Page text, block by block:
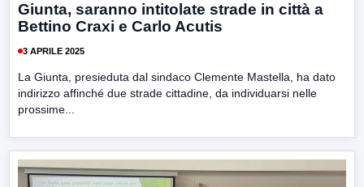
Giunta, saranno intitolate strade in città a
Bettino Craxi e Carlo Acutis
3 APRILE 2025
La Giunta, presieduta dal sindaco Clemente Mastella, ha dato
indirizzo affinché due strade cittadine, da individuarsi nelle
prossime...